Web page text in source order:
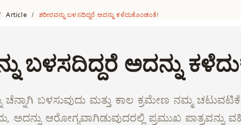
Article / ಶರೀರವನ್ನು ಬಳಸದಿದ್ದರೆ ಅದನ್ನು ಕಳೆದುಕೊಂಡಂತೆ!
ಬಳಸದಿದ್ದರೆ ಅದನ್ನು
ಚೆನ್ನಾಗಿ ಬಳಸುವುದು ಮತ್ತು ಕಾಲ ಕ್ರಮೇಣ ನಮ್ಮ
ಅದನ್ನು ಆರೋಗ್ಯವಾಗಿಡುವುದರಲ್ಲಿ ಪ್ರಮುಖ ಪಾತ್ರವನ್ನು